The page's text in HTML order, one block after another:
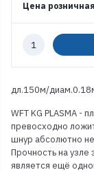
Цена розничная
Количество
дл.150м/
WFT KG PLASMA -
превосходно
шнур абсолютно
Прочность на
является ещё